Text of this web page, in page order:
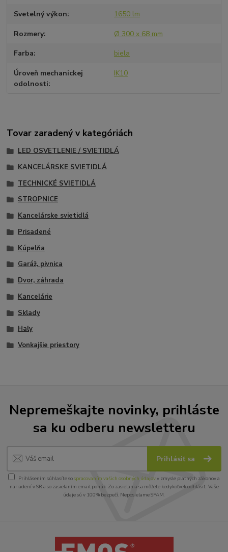
Svetelný výkon 1650 lm
Rozmery Ø 300 x 68 mm
Farba biela
Úroveň mechanickej
odolnosti
IK10
Tovar zaradený v kategóriách
LED OSVETLENIE / SVIETIDLÁ
KANCELÁRSKE SVIETIDLÁ
TECHNICKÉ SVIETIDLÁ
STROPNICE
Kancelárske svietidlá
Prisadené
Kúpelňa
Garáž, pivnica
Dvor, záhrada
Kancelárie
Sklady
Haly
Vonkajšie priestory
Nepremeškajte novinky, prihláste
sa ku odberu newsletteru
Prihlásiť sa
Prihlásením súhlasíte sospracovaním vašich osobných údajovv zmysle platných zákonov a
nariadení v SR a so zasielaním email ponúk. Zo zasielania sa môžete kedykoľvek odhlásiť. Vaše
údaje sú v 100% bezpečí. Neposielame SPAM.